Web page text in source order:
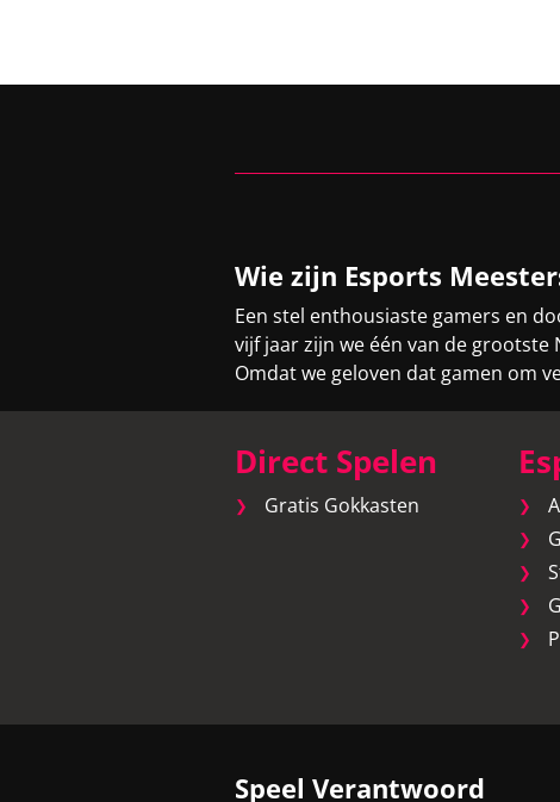
Wie zijn Esports
Een stel enthousiaste gamers en
vijf jaar zijn we één van de
Omdat we geloven dat gamen om
Direct Spelen
Gratis Gokkasten
Speel Verantwoord